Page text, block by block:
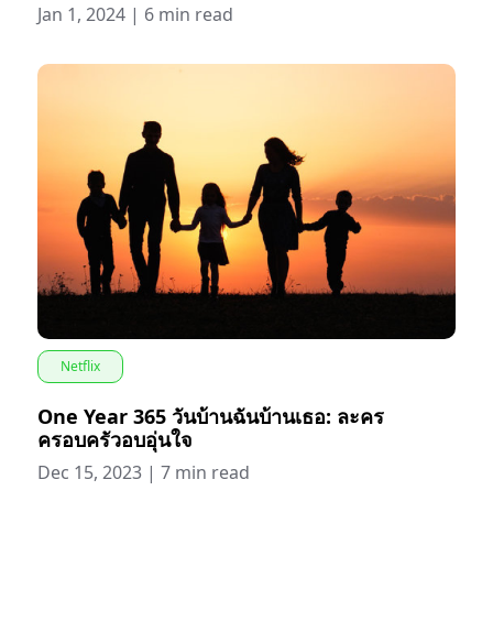
Jan 1, 2024 | 6 min read
Netflix
One Year 365 วันบ้านฉันบ้านเธอ: ละคร
ครอบครัวอบอุ่นใจ
Dec 15, 2023 | 7 min read